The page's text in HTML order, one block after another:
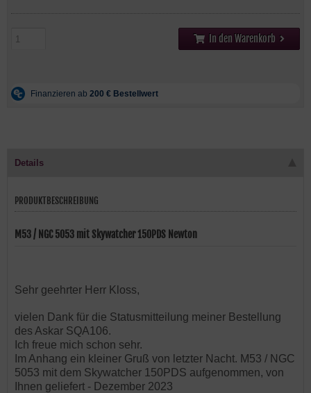
In den Warenkorb
Details
PRODUKTBESCHREIBUNG
M53 / NGC 5053 mit Skywatcher 150PDS Newton
Sehr geehrter Herr Kloss,
vielen Dank für die Statusmitteilung meiner Bestellung
des Askar SQA106.
Ich freue mich schon sehr.
Im Anhang ein kleiner Gruß von letzter Nacht. M53 / NGC
5053 mit dem Skywatcher 150PDS aufgenommen, von
Ihnen geliefert - Dezember 2023